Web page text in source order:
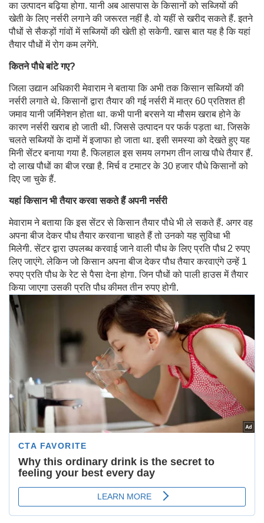
का उत्पादन बढ़िया होगा. यानी अब आसपास के किसानों को सब्जियों की
खेती के लिए नर्सरी लगाने की जरूरत नहीं है. वो यहीं से खरीद सकते हैं. इतने
पौधों से सैकड़ों गांवों में सब्जियों की खेती हो सकेगी. खास बात यह है कि यहां
तैयार पौधों में रोग कम लगेंगे.
कितने पौधे बांटे गए?
जिला उद्यान अधिकारी मेवाराम ने बताया कि अभी तक किसान सब्जियों की
नर्सरी लगाते थे. किसानों द्वारा तैयार की गई नर्सरी में मात्र 60 प्रतिशत ही
जमाव यानी जर्मिनेशन होता था. कभी पानी बरसने या मौसम खराब होने के
कारण नर्सरी खराब हो जाती थी. जिससे उत्पादन पर फर्क पड़ता था. जिसके
चलते सब्जियों के दामों में इजाफा हो जाता था. इसी समस्या को देखते हुए यह
मिनी सेंटर बनाया गया है. फिलहाल इस समय लगभग तीन लाख पौधे तैयार हैं.
दो लाख पौधों का बीज रखा है. मिर्च व टमाटर के 30 हजार पौधे किसानों को
दिए जा चुके हैं.
यहां किसान भी तैयार करवा सकते हैं अपनी नर्सरी
मेवाराम ने बताया कि इस सेंटर से किसान तैयार पौधे भी ले सकते हैं. अगर वह
अपना बीज देकर पौध तैयार करवाना चाहते हैं तो उनको यह सुविधा भी
मिलेगी. सेंटर द्वारा उपलब्ध करवाई जाने वाली पौध के लिए प्रति पौध 2 रुपए
लिए जाएंगे. लेकिन जो किसान अपना बीज देकर पौध तैयार करवाएंगे उन्हें 1
रुपए प्रति पौध के रेट से पैसा देना होगा. जिन पौधों को पाली हाउस में तैयार
किया जाएगा उसकी प्रति पौध कीमत तीन रुपए होगी.